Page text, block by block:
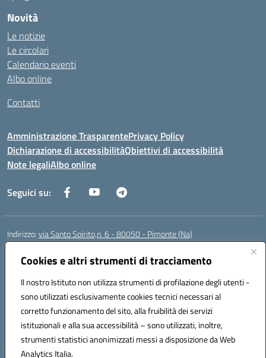
Cookies e altri strumenti di tracciamento
Il nostro Istituto non utilizza strumenti di profilazione degli utenti -
sono utilizzati esclusivamente cookies tecnici necessari al
corretto funzionamento del sito, alla fruibilità dei servizi
istituzionali e alla sua accessibilità – sono utilizzati, inoltre,
strumenti statistici anonimizzati messi a disposizione da Web
Analytics Italia.
Novità
Le notizie
Le circolari
Calendario eventi
Albo online
Contatti
Amministrazione TrasparentePrivacy Policy
Dichiarazione di accessibilitàObiettivi di accessibilità
Note legaliAlbo online
Seguici su:
Indirizzo:via Santo Spirito,n. 6 - 80050 - Pimonte (Na)
Centralino:
Posta elettronica certificata (PEC):naic86400x@pec.istruzione.it
Codice fiscale: 82008870634
Codice meccanografico:NAIC86400X
Codice Indice delle Pubbliche Amministrazioni (IPA): ISTSC_NAIC86400X
Codice unico di fatturazione (CUF): UF5NKX